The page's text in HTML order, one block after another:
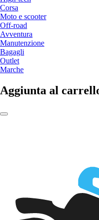
Corsa
Moto e scooter
Off-road
Avventura
Manutenzione
Bagagli
Outlet
Marche
Aggiunta al